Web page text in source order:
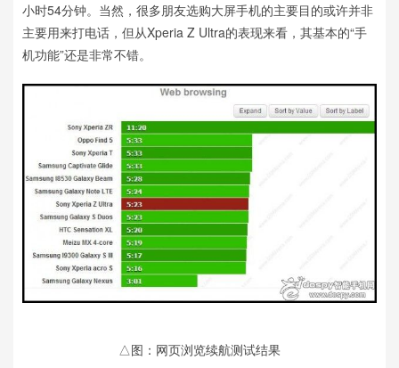
小时54分钟。当然，很多朋友选购大屏手机的主要目的或许并非
主要用来打电话，但从Xperia Z Ultra的表现来看，其基本的“手
机功能”还是非常不错。
△图：网页浏览续航测试结果